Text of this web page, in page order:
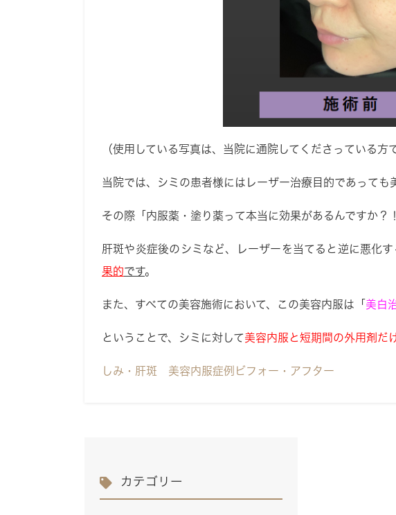
（使用している写真は、当院に通院してくださっている方
当院では、シミの患者様にはレーザー治療目的であっても
その際「内服薬・塗り薬って本当に効果があるんですか？
肝斑や炎症後のシミなど、レーザーを当てると逆に悪化
果的です。
また、すべての美容施術において、この美容内服は「 美白
ということで、シミに対して美容内服と短期間の外用剤だ
しみ・肝斑 美容内服症例ビフォー・アフター
カテゴリー